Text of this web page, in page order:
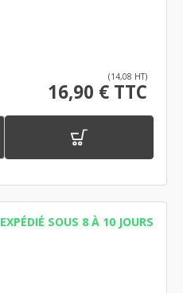
(14,08 HT)
16,90 € TTC
EXPÉDIÉ SOUS 8 À 10 JOURS